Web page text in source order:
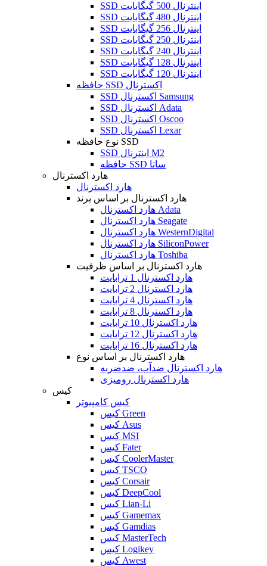
SSD اینترنال 500 گیگابایت
SSD اینترنال 480 گیگابایت
SSD اینترنال 256 گیگابایت
SSD اینترنال 250 گیگابایت
SSD اینترنال 240 گیگابایت
SSD اینترنال 128 گیگابایت
SSD اینترنال 120 گیگابایت
حافظه SSD اکسترنال
SSD اکسترنال Samsung
SSD اکسترنال Adata
SSD اکسترنال Oscoo
SSD اکسترنال Lexar
نوع حافظه SSD
SSD اینترنال M2
حافظه SSD ساتا
هارد اکسترنال
هارد اکسترنال
هارد اکسترنال بر اساس برند
هارد اکسترنال Adata
هارد اکسترنال Seagate
هارد اکسترنال WesternDigital
هارد اکسترنال SiliconPower
هارد اکسترنال Toshiba
هارد اکسترنال بر اساس ظرفیت
هارد اکسترنال 1 ترابایت
هارد اکسترنال 2 ترابایت
هارد اکسترنال 4 ترابایت
هارد اکسترنال 8 ترابایت
هارد اکسترنال 10 ترابایت
هارد اکسترنال 12 ترابایت
هارد اکسترنال 16 ترابایت
هارد اکسترنال بر اساس نوع
هارد اکسترنال ضدآب، ضدضربه
هارد اکسترنال رومیزی
کیس
کیس کامپیوتر
کیس Green
کیس Asus
کیس MSI
کیس Fater
کیس CoolerMaster
کیس TSCO
کیس Corsair
کیس DeepCool
کیس Lian-Li
کیس Gamemax
کیس Gamdias
کیس MasterTech
کیس Logikey
کیس Awest